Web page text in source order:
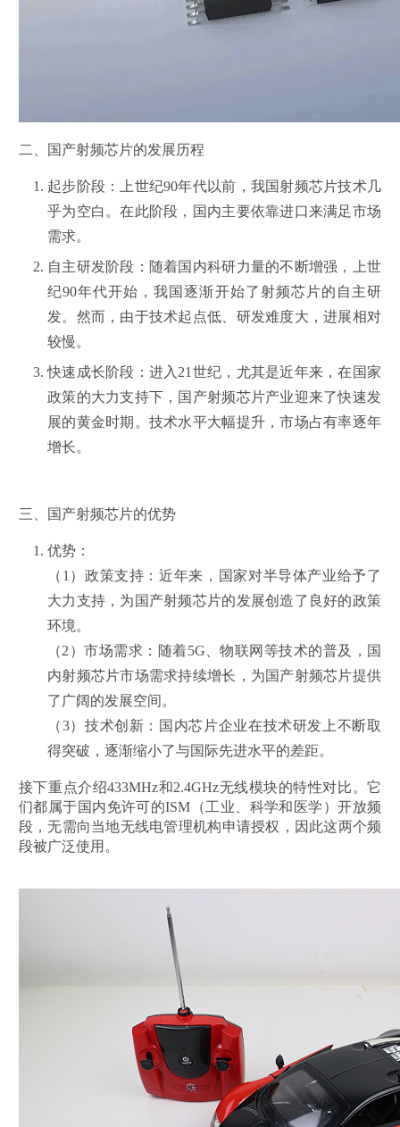
二、国产射频芯片的发展历程
起步阶段：上世纪90年代以前，我国射频芯片技术几
乎为空白。在此阶段，国内主要依靠进口来满足市场
需求。
自主研发阶段：随着国内科研力量的不断增强，上世
纪90年代开始，我国逐渐开始了射频芯片的自主研
发。然而，由于技术起点低、研发难度大，进展相对
较慢。
快速成长阶段：进入21世纪，尤其是近年来，在国家
政策的大力支持下，国产射频芯片产业迎来了快速发
展的黄金时期。技术水平大幅提升，市场占有率逐年
增长。
三、国产射频芯片的优势
优势：
（1）政策支持：近年来，国家对半导体产业给予了
大力支持，为国产射频芯片的发展创造了良好的政策
环境。
（2）市场需求：随着5G、物联网等技术的普及，国
内射频芯片市场需求持续增长，为国产射频芯片提供
了广阔的发展空间。
（3）技术创新：国内芯片企业在技术研发上不断取
得突破，逐渐缩小了与国际先进水平的差距。
接下重点介绍433MHz和2.4GHz无线模块的特性对比。它
们都属于国内免许可的ISM（工业、科学和医学）开放频
段，无需向当地无线电管理机构申请授权，因此这两个频
段被广泛使用。